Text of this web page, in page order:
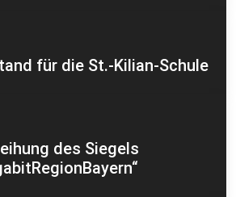
für die St.-Kilian-Schule
des Siegels